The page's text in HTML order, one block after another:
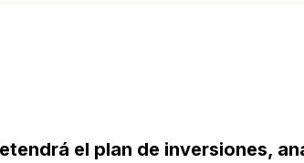
el plan de inversiones,